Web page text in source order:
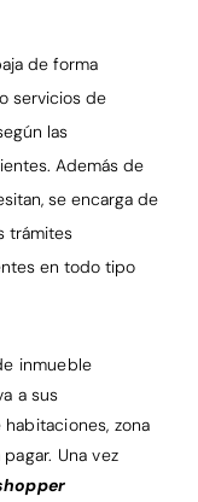
de forma
servicios de
las
Además de
se encarga de
trámites
en todo tipo
inmueble
a sus
zona
Una vez